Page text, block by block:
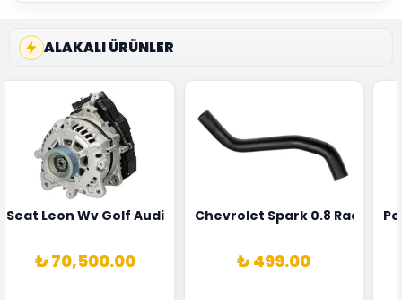
ALAKALI ÜRÜNLER
Sensörü Bosch Marka 1628HN-0258010081
Seat Leon Wv Golf Audi A3 Şarj Alternatörü Valeo Marka
₺ 70,500.00
Chevrolet Spark 0.8 Radyatör
₺ 499.00